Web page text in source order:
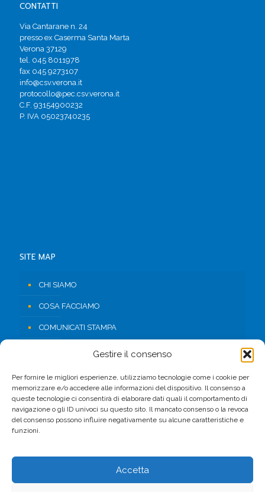
Gestire il consenso
Per fornire le migliori esperienze, utilizziamo tecnologie come i cookie per
memorizzare e/o accedere alle informazioni del dispositivo. Il consenso a
queste tecnologie ci consentirà di elaborare dati quali il comportamento di
navigazione o gli ID univoci su questo sito. Il mancato consenso o la revoca
del consenso possono influire negativamente su alcune caratteristiche e
funzioni.
Accetta
CONTATTI
Via Cantarane n. 24
presso ex Caserma Santa Marta
Verona 37129
tel. 045 8011978
fax 045 9273107
info@csv.verona.it
protocollo@pec.csv.verona.it
C.F. 93154900232
P. IVA 05023740235
SITE MAP
CHI SIAMO
COSA FACCIAMO
COMUNICATI STAMPA
AREA RISERVATA
FACEBOOK